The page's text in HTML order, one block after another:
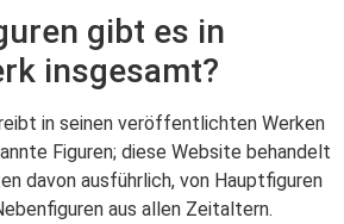
gibt es in
insgesamt?
in seinen veröffentlichten Werken
Figuren; diese Website behandelt
davon ausführlich, von Hauptfiguren
aus allen Zeitaltern.